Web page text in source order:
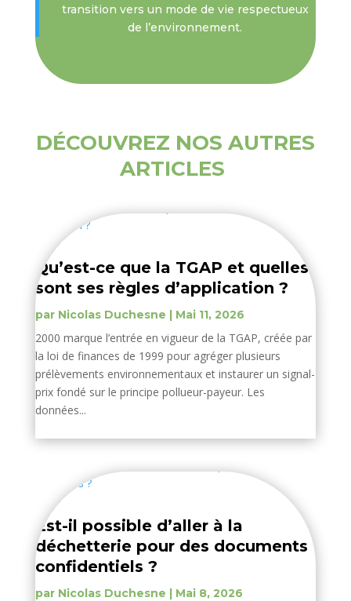
transition vers un mode de vie respectueux
de l’environnement.
DÉCOUVREZ NOS AUTRES
ARTICLES
Qu’est-ce que la TGAP et quelles
sont ses règles d’application ?
par Nicolas Duchesne Mai 11, 2026
2000 marque l’entrée en vigueur de la TGAP, créée par
la loi de finances de 1999 pour agréger plusieurs
prélèvements environnementaux et instaurer un signal-
prix fondé sur le principe pollueur-payeur. Les
données...
Est-il possible d’aller à la
déchetterie pour des documents
confidentiels ?
par Nicolas Duchesne Mai 8, 2026